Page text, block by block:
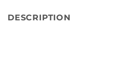
DESCRIPTION